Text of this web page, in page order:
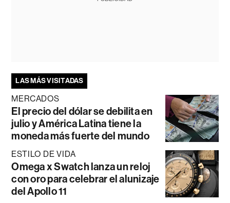
LAS MÁS VISITADAS
MERCADOS
El precio del dólar se debilita en
julio y América Latina tiene la
moneda más fuerte del mundo
ESTILO DE VIDA
Omega x Swatch lanza un reloj
con oro para celebrar el alunizaje
del Apollo 11